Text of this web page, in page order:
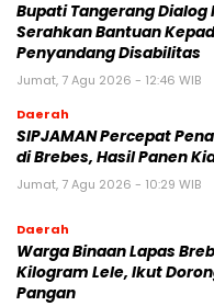
Bupati Tangerang
Serahkan Bantuan
Penyandang Disabilitas
Jumat, 7 Agu 2026 - 12:46 WIB
Daerah
SIPJAMAN Percepat
di Brebes, Hasil Panen
Jumat, 7 Agu 2026 - 10:29 WIB
Daerah
Warga Binaan Lapas
Kilogram Lele, Ikut
Pangan